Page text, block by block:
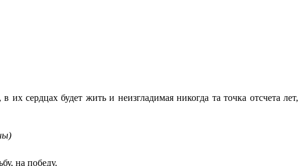
будет жить и неизгладимая никогда та точка отсчета лет,
на победу.